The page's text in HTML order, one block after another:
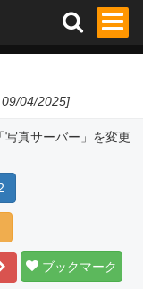
04/2025]
写真サーバー」を変更
ブックマーク